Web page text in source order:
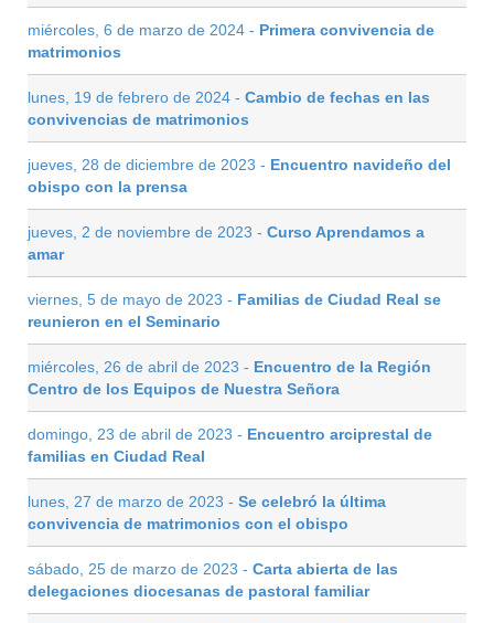
miércoles, 6 de marzo de 2024 - Primera convivencia de
matrimonios
lunes, 19 de febrero de 2024 - Cambio de fechas en las
convivencias de matrimonios
jueves, 28 de diciembre de 2023 - Encuentro navideño del
obispo con la prensa
jueves, 2 de noviembre de 2023 - Curso Aprendamos a
amar
viernes, 5 de mayo de 2023 - Familias de Ciudad Real se
reunieron en el Seminario
miércoles, 26 de abril de 2023 - Encuentro de la Región
Centro de los Equipos de Nuestra Señora
domingo, 23 de abril de 2023 - Encuentro arciprestal de
familias en Ciudad Real
lunes, 27 de marzo de 2023 - Se celebró la última
convivencia de matrimonios con el obispo
sábado, 25 de marzo de 2023 - Carta abierta de las
delegaciones diocesanas de pastoral familiar